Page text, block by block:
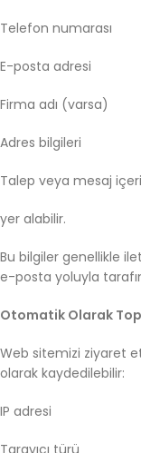
Telefon numarası
E-posta adresi
Firma adı (varsa)
Adres bilgileri
Talep veya mesaj
yer alabilir.
Bu bilgiler genellikle
e-posta yoluyla
Otomatik Olarak
Web sitemizi ziyaret
olarak kaydedilebilir:
IP adresi
Tarayıcı türü